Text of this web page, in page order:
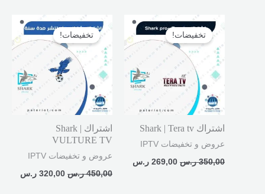
تخفيضات!
اشتراك Shark | Tera tv
عروض و تخفيضات IPTV
350,00 ر.س
السعر
الأصلي
هو:
350,00 ر.س.
269,00 ر.س
السعر
الحالي
هو:
269,00 ر.س.
تخفيضات!
اشتراك Shark |
VULTURE TV
عروض و تخفيضات IPTV
450,00 ر.س
السعر
الأصلي
هو:
450,00 ر.س.
320,00 ر.س
السعر
هو:
320,00